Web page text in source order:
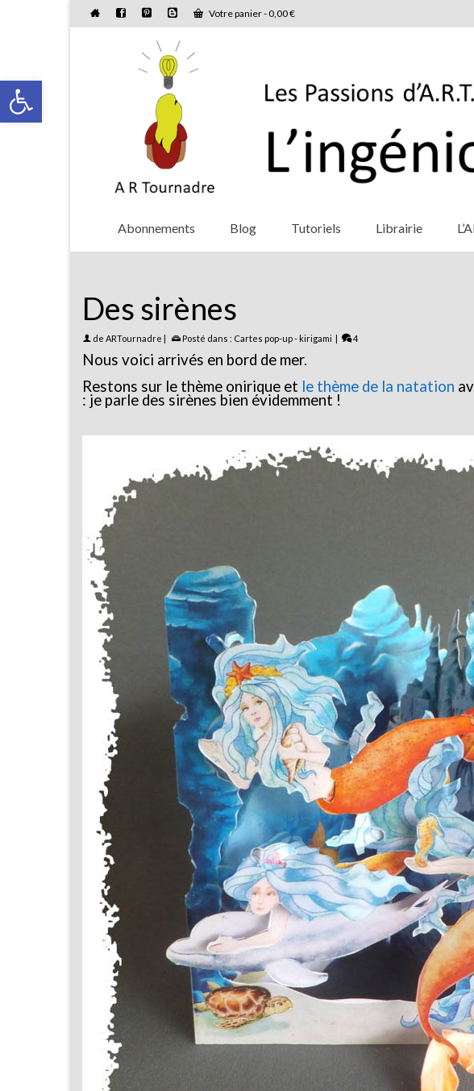
Ouvrir la barre d’outils
Votre panier-0,00€
Abonnements Blog Tutoriels Librairie
Des sirènes
de ARTournadre | Posté dans : Cartes pop-up - kirigami | 4
Nous voici arrivés en bord de mer.
Restons sur le thème onirique et le thème de la natation
: je parle des sirènes bien évidemment !